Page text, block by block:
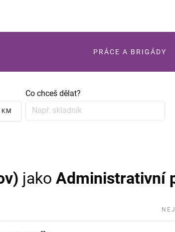
PRÁCE A BRIGÁDY
Co chceš dělat?
jako Administrativní